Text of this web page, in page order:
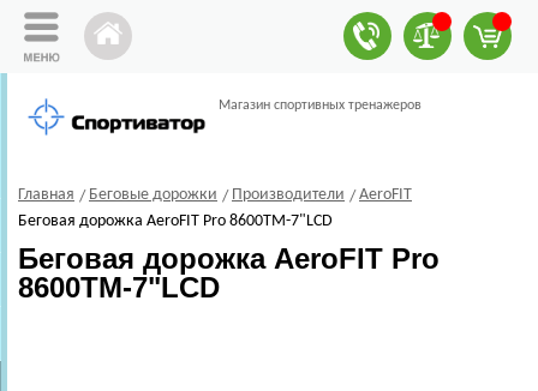
Магазин спортивных тренажеров
Главная Беговые дорожки Производители
AeroFIT
Беговая дорожка AeroFIT Pro 8600TM-7"LCD
Беговая дорожка AeroFIT Pro
8600TM-7"LCD